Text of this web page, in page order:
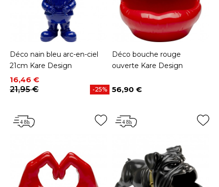
Déco nain bleu arc-en-ciel
21cm Kare Design
Prix
16,46 €
Prix de base
21,95 €
-25%
Déco bouche rouge
ouverte Kare Design
Prix
56,90 €